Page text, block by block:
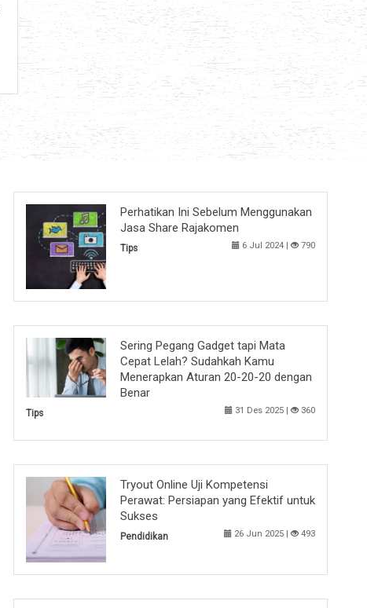
Perhatikan Ini Sebelum Menggunakan
Jasa Share Rajakomen
Tips 6 Jul 2024 | 790
Sering Pegang Gadget tapi Mata
Cepat Lelah? Sudahkah Kamu
Menerapkan Aturan 20-20-20 dengan
Benar
Tips 31 Des 2025 | 360
Tryout Online Uji Kompetensi
Perawat: Persiapan yang Efektif untuk
Sukses
Pendidikan 26 Jun 2025 | 493